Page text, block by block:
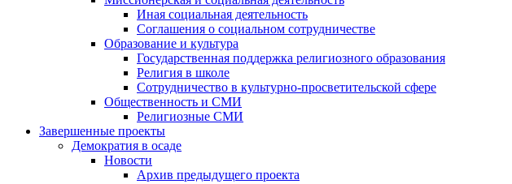
Иная социальная деятельность
Соглашения о социальном сотрудничестве
Образование и культура
Государственная поддержка религиозного образования
Религия в школе
Сотрудничество в культурно-просветительской сфере
Общественность и СМИ
Религиозные СМИ
Завершенные проекты
Демократия в осаде
Новости
Архив предыдущего проекта